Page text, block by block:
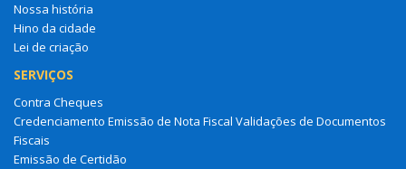
Nossa história
Hino da cidade
Lei de criação
SERVIÇOS
Contra Cheques
Credenciamento Emissão de Nota Fiscal Validações de Documentos
Fiscais
Emissão de Certidão